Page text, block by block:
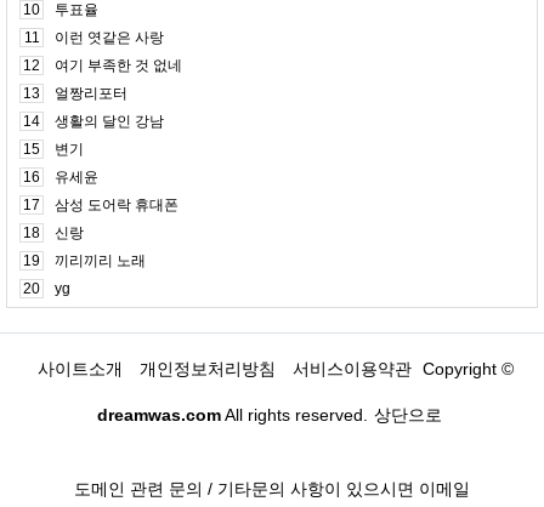
10
투표율
11
이런 엿같은 사랑
12
여기 부족한 것 없네
13
얼짱리포터
14
생활의 달인 강남
15
변기
16
유세윤
17
삼성 도어락 휴대폰
18
신랑
19
끼리끼리 노래
20
yg
사이트소개 개인정보처리방침 서비스이용약관 Copyright ©
dreamwas.comAll rights reserved. 상단으로
도메인 관련 문의 / 기타문의 사항이 있으시면 이메일